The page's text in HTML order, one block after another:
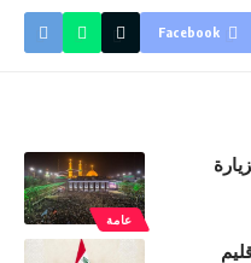
Facebook
عامة